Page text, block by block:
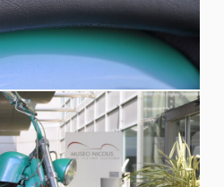
con Ed Sheeran, Harley